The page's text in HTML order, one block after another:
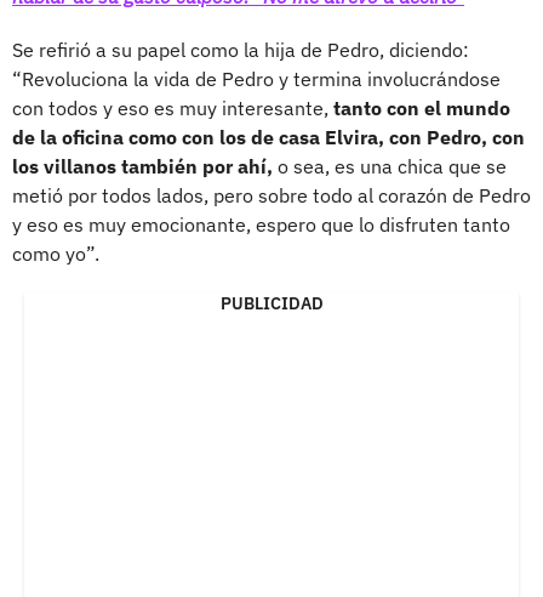
Se refirió a su papel como la hija de Pedro, diciendo:
“Revoluciona la vida de Pedro y termina involucrándose
con todos y eso es muy interesante, tanto con el mundo
de la oficina como con los de casa Elvira, con Pedro, con
los villanos también por ahí, o sea, es una chica que se
metió por todos lados, pero sobre todo al corazón de Pedro
y eso es muy emocionante, espero que lo disfruten tanto
como yo”.
PUBLICIDAD